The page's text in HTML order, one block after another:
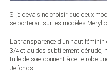
Si je devais ne choisir que deux
se porterait sur les modèles Meryl
La transparence d’un haut
3/4 et au dos subtilement dénudé,
tulle de soie donnent à cette robe
Je fonds….